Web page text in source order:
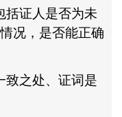
括证人是否为未
况，是否能正确
致之处、证词是